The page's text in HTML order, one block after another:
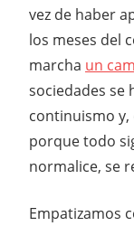
vez de haber
los meses del
marcha un
sociedades se
continuismo y,
porque todo
normalice, se
Empatizamos